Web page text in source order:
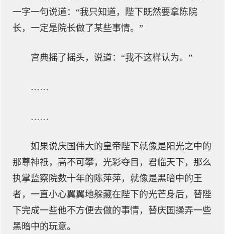
一字一句说道：“我只知道，陛下既然要拿陈院
长，一定是院长做了某些事情。”
宫典摇了摇头，说道：“我不这样认为。”
……
……
如果说庆国伟大的皇帝陛下就像是阳光之中的
那尊神祇，高不可攀，光彩夺目，君临天下，那么
执掌监察院数十年的陈萍萍，就像是黑暗中的王
者，一直小心翼翼地躲藏在陛下的光芒身后，替陛
下完成一些他不方便去做的事情，替庆国操弄一些
黑暗中的玩意。